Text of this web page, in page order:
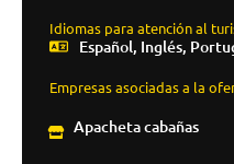
Idiomas para atención al
Español, Inglés,
Empresas asociadas a la
Apacheta cabañas